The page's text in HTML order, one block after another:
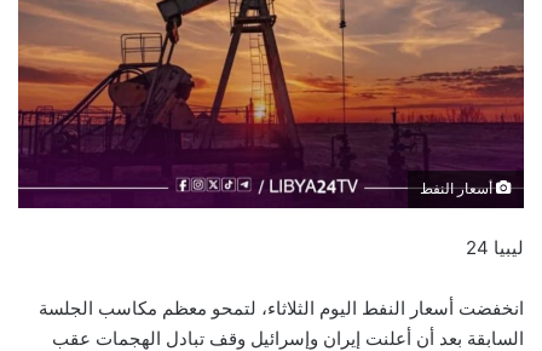
أسعار النفط
ليبيا 24
انخفضت أسعار النفط اليوم الثلاثاء، لتمحو معظم مكاسب الجلسة
السابقة بعد أن أعلنت إيران وإسرائيل وقف تبادل الهجمات عقب